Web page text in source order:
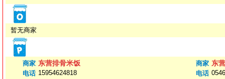
暂无商家
商家 东营排骨米饭
电话 15954624818
商家 东
电话